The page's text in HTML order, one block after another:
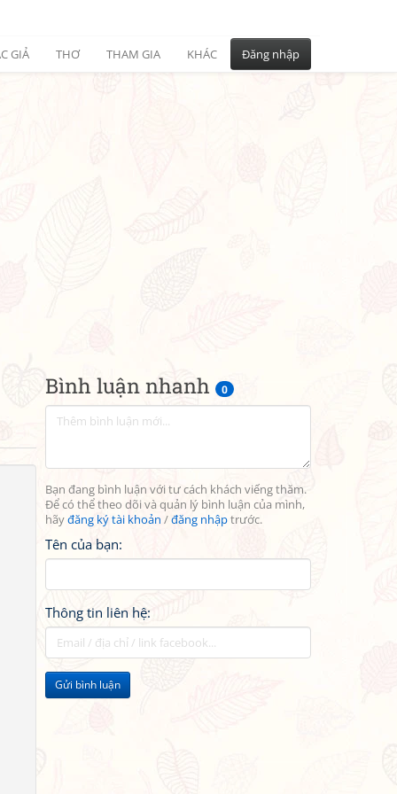
GIẢ THƠ THAM GIA KHÁC Đăng nhập
Bình luận nhanh 0
Bạn đang bình luận với tư cách khách viếng thăm.
Để có thể theo dõi và quản lý bình luận của mình,
hãyđăng ký tài khoản /đăng nhậptrước.
Tên của bạn:
Thông tin liên hệ:
Gửi bình luận